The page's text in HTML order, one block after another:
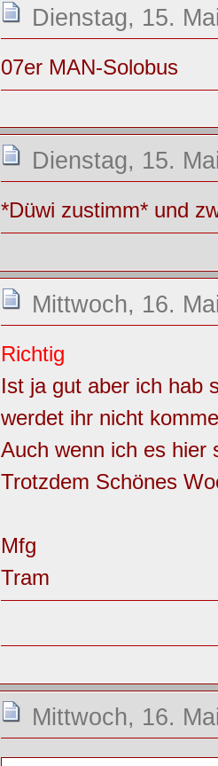
Dienstag, 15.
07er MAN-Solobus
Dienstag, 15.
*Düwi zustimm* und
Mittwoch, 16.
Richtig
Ist ja gut aber ich hab
werdet ihr nicht
Auch wenn ich es hier
Trotzdem Schönes
Mfg
Tram
Mittwoch, 16.